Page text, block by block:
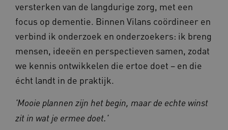
versterken van de langdurige zorg, met een
focus op dementie. Binnen Vilans coördineer en
verbind ik onderzoek en onderzoekers: ik breng
mensen, ideeën en perspectieven samen, zodat
we kennis ontwikkelen die ertoe doet – en die
écht landt in de praktijk.
'Mooie plannen zijn het begin, maar de echte winst
zit in wat je ermee doet.'